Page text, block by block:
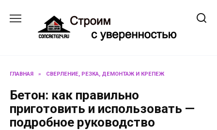
содержанию
ГЛАВНАЯ » СВЕРЛЕНИЕ, РЕЗКА, ДЕМОНТАЖ И КРЕПЕЖ
Бетон: как правильно
приготовить и использовать —
подробное руководство